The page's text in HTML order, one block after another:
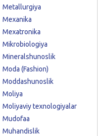
Metallurgiya
Mexanika
Mexatronika
Mikrobiologiya
Mineralshunoslik
Moda (Fashion)
Moddashunoslik
Moliya
Moliyaviy texnologiyalar
Mudofaa
Muhandislik